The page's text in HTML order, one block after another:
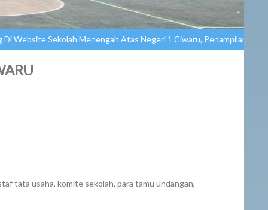
Menengah Atas Negeri 1 Ciwaru, Penampilan, Pelayanan,
tata usaha, komite sekolah, para tamu undangan,